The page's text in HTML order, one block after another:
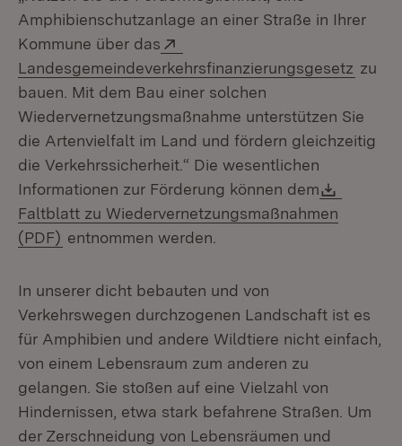
Amphibienschutzanlage an einer Straße in Ihrer
Kommune über das
Landesgemeindeverkehrsfinanzierungsgesetz zu
bauen. Mit dem Bau einer solchen
Wiedervernetzungsmaßnahme unterstützen Sie
die Artenvielfalt im Land und fördern gleichzeitig
die Verkehrssicherheit.“ Die wesentlichen
Informationen zur Förderung können dem
Faltblatt zu Wiedervernetzungsmaßnahmen
(PDF) (Öffnet in neuem Fenster)
entnommen werden.
In unserer dicht bebauten und von
Verkehrswegen durchzogenen Landschaft ist es
für Amphibien und andere Wildtiere nicht einfach,
von einem Lebensraum zum anderen zu
gelangen. Sie stoßen auf eine Vielzahl von
Hindernissen, etwa stark befahrene Straßen. Um
der Zerschneidung von Lebensräumen und